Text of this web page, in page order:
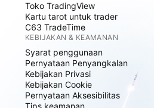
Toko TradingView
Kartu tarot untuk trader
C63 TradeTime
KEBIJAKAN & KEAMANAN
Syarat penggunaan
Pernyataan Penyangkalan
Kebijakan Privasi
Kebijakan Cookie
Pernyataan Aksesibilitas
Tips keamanan